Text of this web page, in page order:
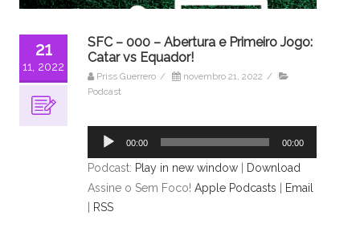
21
11, 2022
SFC – 000 – Abertura e Primeiro Jogo:
Catar vs Equador!
Priss Guerrero / novembro 21, 2022 /
Podcast
Tocador
áudio
00:00 00:00
Podcast: Play in new window
Download
Assine o Sem Foco! Apple Podcasts
Email
RSS